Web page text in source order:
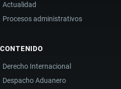
Actualidad
Procesos administrativos
CONTENIDO
Derecho Internacional
Despacho Aduanero